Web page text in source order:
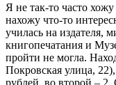
Я не так-то часто
нахожу что-то
училась на издателя,
книгопечатания и
пройти не могла.
Покровская улица,
рублей, во второй –